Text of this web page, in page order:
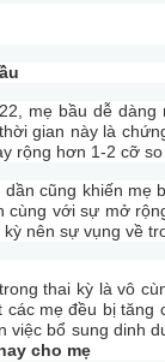
mẹ bầu dễ
gian này là
rộng hơn 1-2 cỡ
dần cũng khiến mẹ
cùng với sự mở
nên sự vụng về
thai kỳ là vô
các mẹ đều bị
việc bổ sung dinh
cho mẹ